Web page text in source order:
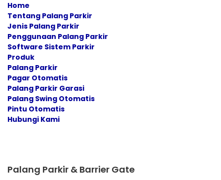
Home
Tentang Palang Parkir
Jenis Palang Parkir
Penggunaan Palang Parkir
Software Sistem Parkir
Produk
Palang Parkir
Pagar Otomatis
Palang Parkir Garasi
Palang Swing Otomatis
Pintu Otomatis
Hubungi Kami
Palang Parkir & Barrier Gate